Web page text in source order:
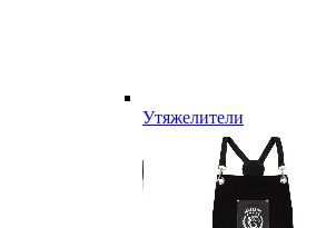
Утяжелители